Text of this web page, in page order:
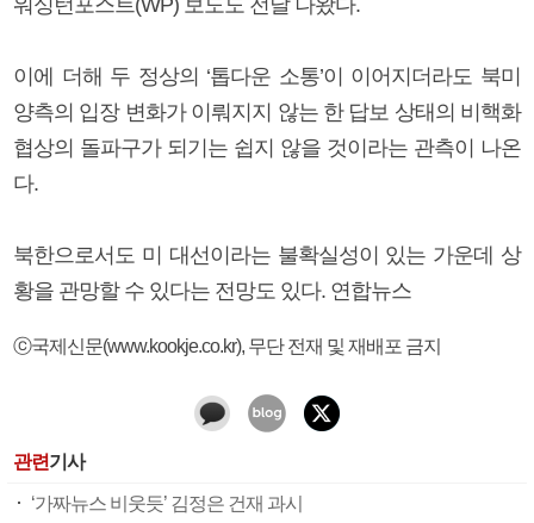
이에 더해 두 정상의 ‘톱다운 소통’이 이어지더라도 북미
양측의 입장 변화가 이뤄지지 않는 한 답보 상태의 비핵화
협상의 돌파구가 되기는 쉽지 않을 것이라는 관측이 나온
다.
북한으로서도 미 대선이라는 불확실성이 있는 가운데 상
황을 관망할 수 있다는 전망도 있다. 연합뉴스
ⓒ국제신문(www.kookje.co.kr), 무단 전재 및 재배포 금지
관련기사
‘가짜뉴스 비웃듯’ 김정은 건재 과시